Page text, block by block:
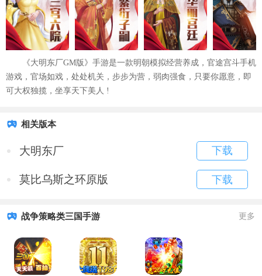
《大明东厂GM版》手游是一款明朝模拟经营养成，官途宫斗手机
游戏，官场如戏，处处机关，步步为营，弱肉强食，只要你愿意，即
可大权独揽，坐享天下美人 !
相关版本
大明东厂 下载
莫比乌斯之环原版 下载
战争策略类三国手游 更多